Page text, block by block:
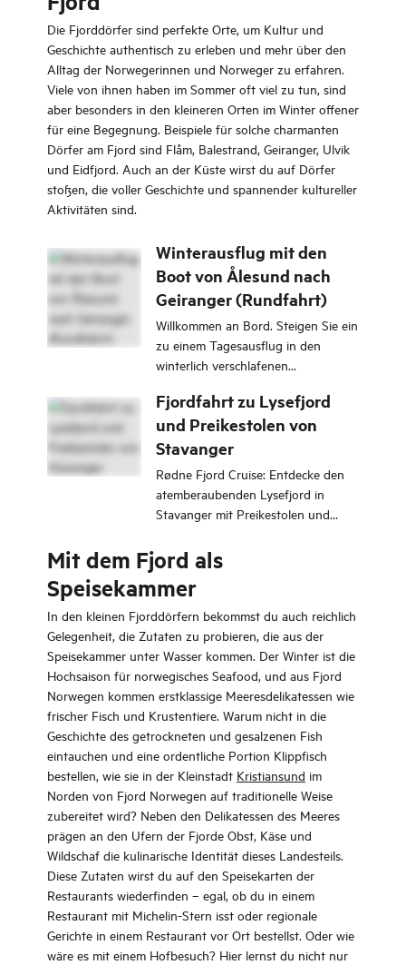
Die Fjorddörfer sind perfekte Orte, um Kultur und
Geschichte authentisch zu erleben und mehr über den
Alltag der Norwegerinnen und Norweger zu erfahren.
Viele von ihnen haben im Sommer oft viel zu tun, sind
aber besonders in den kleineren Orten im Winter offener
für eine Begegnung. Beispiele für solche charmanten
Dörfer am Fjord sind Flåm, Balestrand, Geiranger, Ulvik
und Eidfjord. Auch an der Küste wirst du auf Dörfer
stoßen, die voller Geschichte und spannender kultureller
Aktivitäten sind.
Winterausflug mit den
Boot von Ålesund nach
Geiranger (Rundfahrt)
Willkommen an Bord. Steigen Sie ein
zu einem Tagesausflug in den
winterlich verschlafenen
Fjordfahrt zu Lysefjord
und Preikestolen von
Stavanger
Rødne Fjord Cruise: Entdecke den
atemberaubenden Lysefjord in
Stavanger mit Preikestolen und
absolutes Muss!
Mit dem Fjord als
Speisekammer
In den kleinen Fjorddörfern bekommst du auch reichlich
Gelegenheit, die Zutaten zu probieren, die aus der
Speisekammer unter Wasser kommen. Der Winter ist die
Hochsaison für norwegisches Seafood, und aus Fjord
Norwegen kommen erstklassige Meeresdelikatessen wie
frischer Fisch und Krustentiere. Warum nicht in die
Geschichte des getrockneten und gesalzenen Fish
eintauchen und eine ordentliche Portion Klippfisch
bestellen, wie sie in der Kleinstadt Kristiansund im
Norden von Fjord Norwegen auf traditionelle Weise
zubereitet wird? Neben den Delikatessen des Meeres
prägen an den Ufern der Fjorde Obst, Käse und
Wildschaf die kulinarische Identität dieses Landesteils.
Diese Zutaten wirst du auf den Speisekarten der
Restaurants wiederfinden – egal, ob du in einem
Restaurant mit Michelin-Stern isst oder regionale
Gerichte in einem Restaurant vor Ort bestellst. Oder wie
wäre es mit einem Hofbesuch? Hier lernst du nicht nur